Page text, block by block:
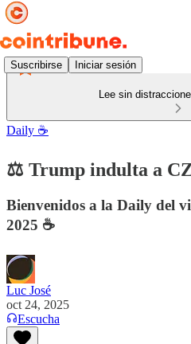
Suscribirse Iniciar sesión
Lee sin
Daily ☕️
⚖️ Trump indulta a
Bienvenidos a la Daily del
2025 ☕️
Luc José
oct 24, 2025
Escucha